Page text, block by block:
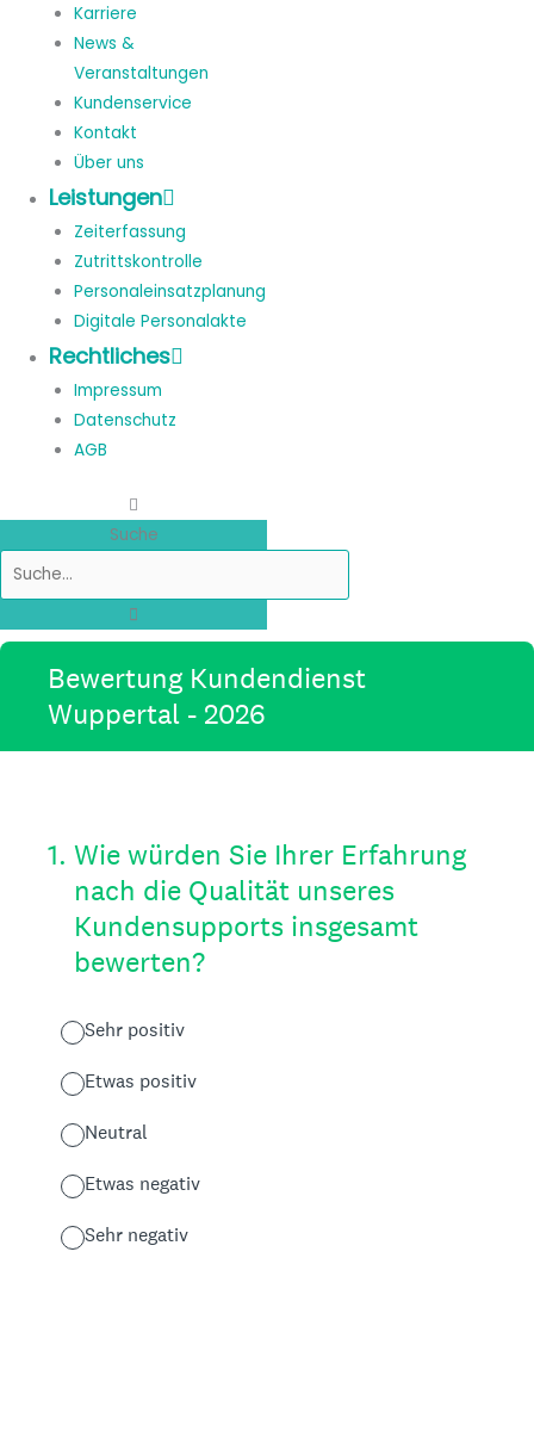
Karriere
News &
Veranstaltungen
Kundenservice
Kontakt
Über uns
Leistungen
Zeiterfassung
Zutrittskontrolle
Personaleinsatzplanung
Digitale Personalakte
Rechtliches
Impressum
Datenschutz
AGB
Suche